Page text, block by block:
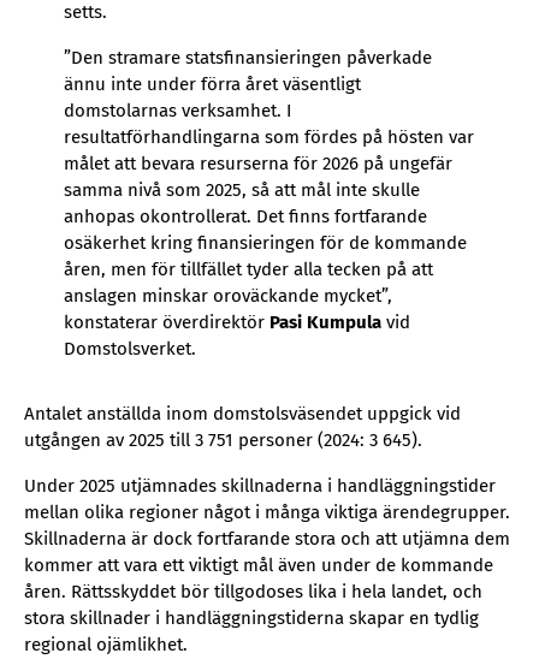
setts.
”Den stramare statsfinansieringen påverkade
ännu inte under förra året väsentligt
domstolarnas verksamhet. I
resultatförhandlingarna som fördes på hösten var
målet att bevara resurserna för 2026 på ungefär
samma nivå som 2025, så att mål inte skulle
anhopas okontrollerat. Det finns fortfarande
osäkerhet kring finansieringen för de kommande
åren, men för tillfället tyder alla tecken på att
anslagen minskar oroväckande mycket”,
konstaterar överdirektör Pasi Kumpulavid
Domstolsverket.
Antalet anställda inom domstolsväsendet uppgick vid
utgången av 2025 till 3 751 personer (2024: 3 645).
Under 2025 utjämnades skillnaderna i handläggningstider
mellan olika regioner något i många viktiga ärendegrupper.
Skillnaderna är dock fortfarande stora och att utjämna dem
kommer att vara ett viktigt mål även under de kommande
åren. Rättsskyddet bör tillgodoses lika i hela landet, och
stora skillnader i handläggningstiderna skapar en tydlig
regional ojämlikhet.